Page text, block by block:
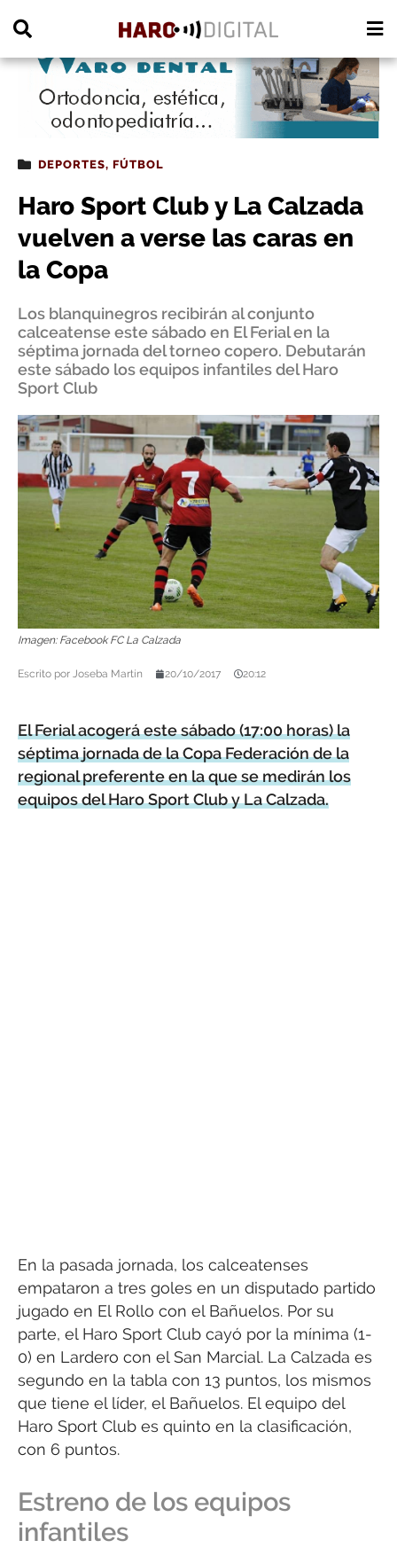
DEPORTES, FÚTBOL
Haro Sport Club y La Calzada
vuelven a verse las caras en
la Copa
Los blanquinegros recibirán al conjunto
calceatense este sábado en El Ferial en la
séptima jornada del torneo copero. Debutarán
este sábado los equipos infantiles del Haro
Sport Club
Imagen: Facebook FC La Calzada
Escrito por Joseba Martín 20/10/2017 20:12
El Ferial acogerá este sábado (17:00 horas) la
séptima jornada de la Copa Federación de la
regional preferente en la que se medirán los
equipos del Haro Sport Club y La Calzada.
En la pasada jornada, los calceatenses
empataron a tres goles en un disputado partido
jugado en El Rollo con el Bañuelos. Por su
parte, el Haro Sport Club cayó por la mínima (1-
0) en Lardero con el San Marcial. La Calzada es
segundo en la tabla con 13 puntos, los mismos
que tiene el líder, el Bañuelos. El equipo del
Haro Sport Club es quinto en la clasificación,
con 6 puntos.
Estreno de los equipos
infantiles